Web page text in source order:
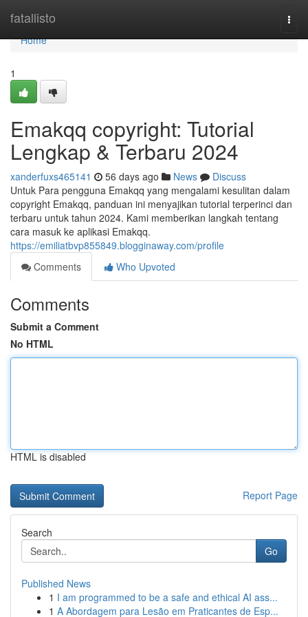
fatallisto
Home
Home
1
Emakqq copyright: Tutorial
Lengkap & Terbaru 2024
xanderfuxs465141 56 days ago News
Discuss
Untuk Para pengguna Emakqq yang mengalami kesulitan dalam
copyright Emakqq, panduan ini menyajikan tutorial terperinci dan
terbaru untuk tahun 2024. Kami memberikan langkah tentang
cara masuk ke aplikasi Emakqq.
https://emiliatbvp855849.blogginaway.com/profile
Comments
Who Upvoted
Comments
Submit a Comment
No HTML
HTML is disabled
Report Page
Search
Go
Published News
1 I am programmed to be a safe and ethical AI ass...
1 A Abordagem para Lesão em Praticantes de Esp...